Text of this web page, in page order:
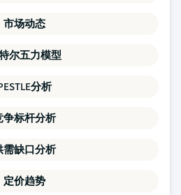
市场动态
尔五力模型
分析
争标杆分析
需缺口分析
定价趋势